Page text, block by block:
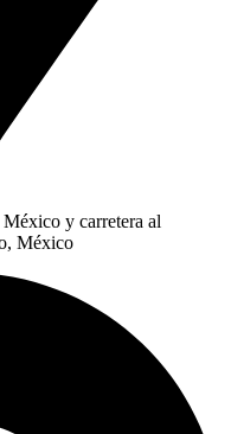
y carretera al
México